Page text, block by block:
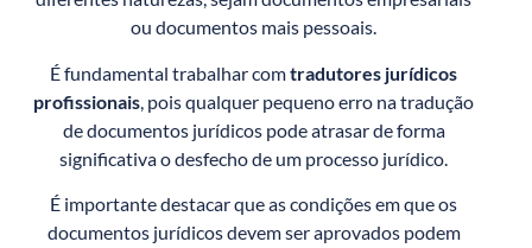
ou documentos mais pessoais.
É fundamental trabalhar comtradutores jurídicos
profissionais , pois qualquer pequeno erro na tradução
de documentos jurídicos pode atrasar de forma
significativa o desfecho de um processo jurídico.
É importante destacar que as condições em que os
documentos jurídicos devem ser aprovados podem